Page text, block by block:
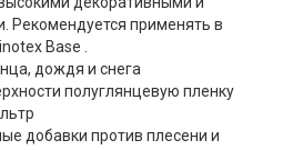
Рекомендуется применять в
Base .
дождя и снега
полуглянцевую пленку
добавки против плесени и